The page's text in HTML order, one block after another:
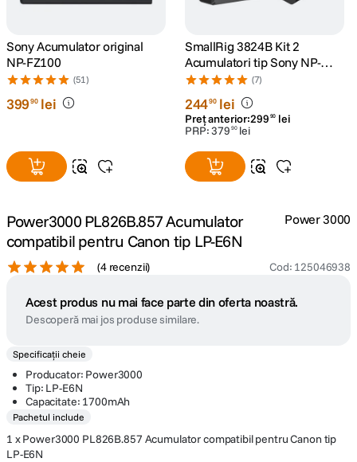
9.
10. godox
Sony Acumulator original
NP-FZ100
(51)
39990 lei
SmallRig 3824B Kit 2
Acumulatori tip Sony NP-
FZ100 si Incarcator
(7)
24490 lei
Preț anterior:299 90 lei
PRP:379 90 lei
Power3000 PL826B.857 Acumulator
compatibil pentru Canon tip LP-E6N
(4 recenzii) Cod: 125046938
Power 3000
Acest produs nu mai face parte din oferta noastră.
Descoperă mai jos produse similare.
Specificații cheie
Producator: Power3000
Tip: LP-E6N
Capacitate: 1700mAh
Pachetul include
1 x Power3000 PL826B.857 Acumulator compatibil pentru Canon tip
LP-E6N